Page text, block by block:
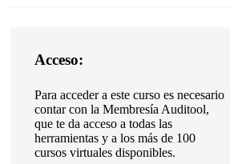
Acceso:
Para acceder a este curso es necesario
contar con la Membresía Auditool,
que te da acceso a todas las
herramientas y a los más de 100
cursos virtuales disponibles.